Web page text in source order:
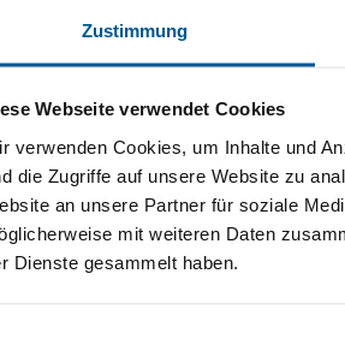
Zustimmung
Webseite verwendet Cookies
verwenden Cookies, um Inhalte und
die Zugriffe auf unsere Website zu
an unsere Partner für soziale
mit weiteren Daten
Dienste gesammelt haben.
Kapital. Unsere Logistik gleicht sich
Erwartung von Online-Kunden ist
wegzudenkender Wettbewerbsvorteil,